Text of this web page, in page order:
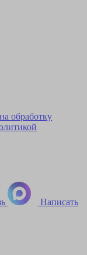
обработку
Написать